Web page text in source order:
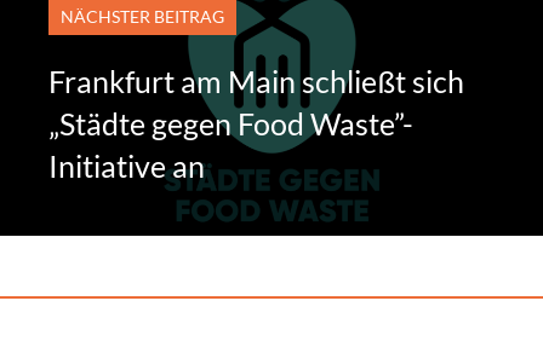
NÄCHSTER BEITRAG
Frankfurt am Main schließt sich
„Städte gegen Food Waste”-
Initiative an